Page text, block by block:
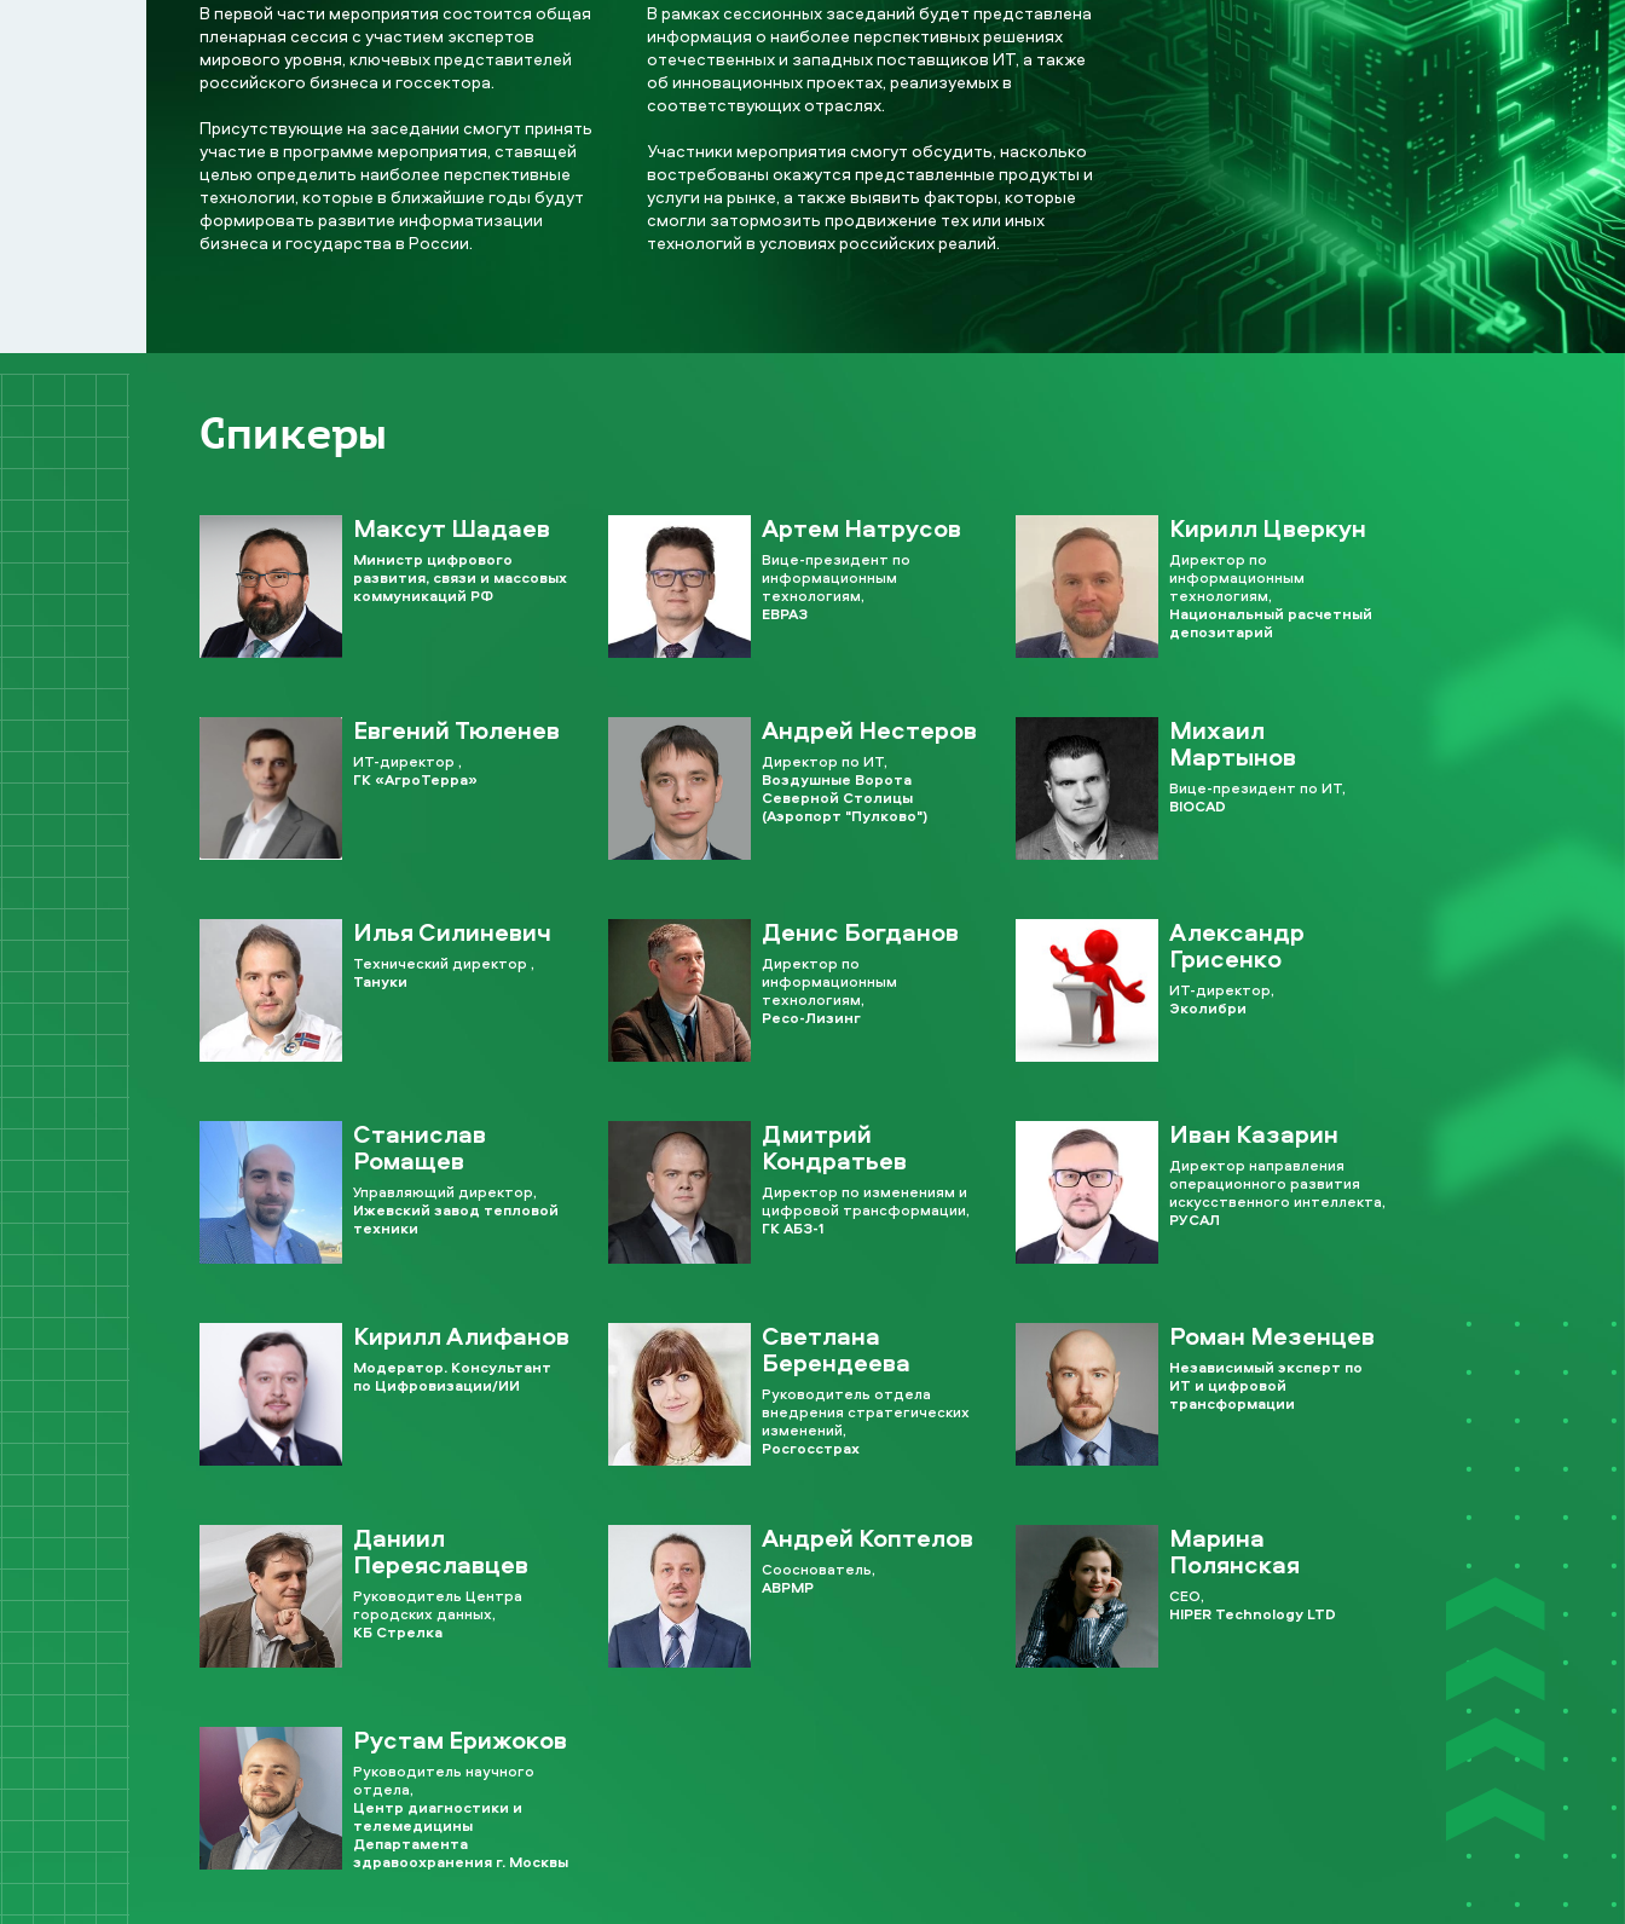
В первой части мероприятия состоится общая
пленарная сессия с участием экспертов
мирового уровня, ключевых представителей
российского бизнеса и госсектора.
Присутствующие на заседании смогут принять
участие в программе мероприятия, ставящей
целью определить наиболее перспективные
технологии, которые в ближайшие годы будут
формировать развитие информатизации
бизнеса и государства в России.
В рамках сессионных заседаний будет представлена
информация о наиболее перспективных решениях
отечественных и западных поставщиков ИТ, а также
об инновационных проектах, реализуемых в
соответствующих отраслях.
Участники мероприятия смогут обсудить, насколько
востребованы окажутся представленные продукты и
услуги на рынке, а также выявить факторы, которые
смогли затормозить продвижение тех или иных
технологий в условиях российских реалий.
Спикеры
Максут Шадаев
Министр цифрового
развития, связи и массовых
коммуникаций РФ
Артем Натрусов
Вице-президент по
информационным
технологиям,
ЕВРАЗ
Кирилл Цверкун
Директор по
информационным
технологиям,
Национальный расчетный
депозитарий
Евгений Тюленев
ИТ-директор ,
ГК «АгроТерра»
Андрей Нестеров
Директор по ИТ,
Воздушные Ворота
Северной Столицы
(Аэропорт "Пулково")
Михаил
Мартынов
Вице-президент по ИТ,
BIOCAD
Илья Силиневич
Технический директор ,
Тануки
Денис Богданов
Директор по
информационным
технологиям,
Ресо-Лизинг
Александр
Грисенко
ИТ-директор,
Эколибри
Станислав
Ромащев
Управляющий директор,
Ижевский завод тепловой
техники
Дмитрий
Кондратьев
Директор по изменениям и
цифровой трансформации,
ГК АБЗ-1
Иван Казарин
Директор направления
операционного развития
искусственного интеллекта,
РУСАЛ
Кирилл Алифанов
Модератор. Консультант
по Цифровизации/ИИ
Светлана
Берендеева
Руководитель отдела
внедрения стратегических
изменений,
Росгосстрах
Роман Мезенцев
Независимый эксперт по
ИТ и цифровой
трансформации
Даниил
Переяславцев
Руководитель Центра
городских данных,
КБ Стрелка
Андрей Коптелов
Сооснователь,
ABPMP
Марина
Полянская
CEO,
HIPER Technology LTD
Рустам Ерижоков
Руководитель научного
отдела,
Центр диагностики и
телемедицины
Департамента
здравоохранения г. Москвы